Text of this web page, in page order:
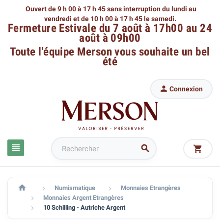
Ouvert de 9 h 00 à 17 h 45 sans interruption du lundi au
vendredi et de 10 h 00 à 17 h 45 le samedi.
Fermeture Estivale du 7 août à 17h00 au 24
août à 09h00
Toute l'équipe Mersonvous souhaite un bel
été
 
 Connexion

  Numismatique  Monnaies Etrangères
 Monnaies Argent Etrangères
 10 Schilling - Autriche Argent